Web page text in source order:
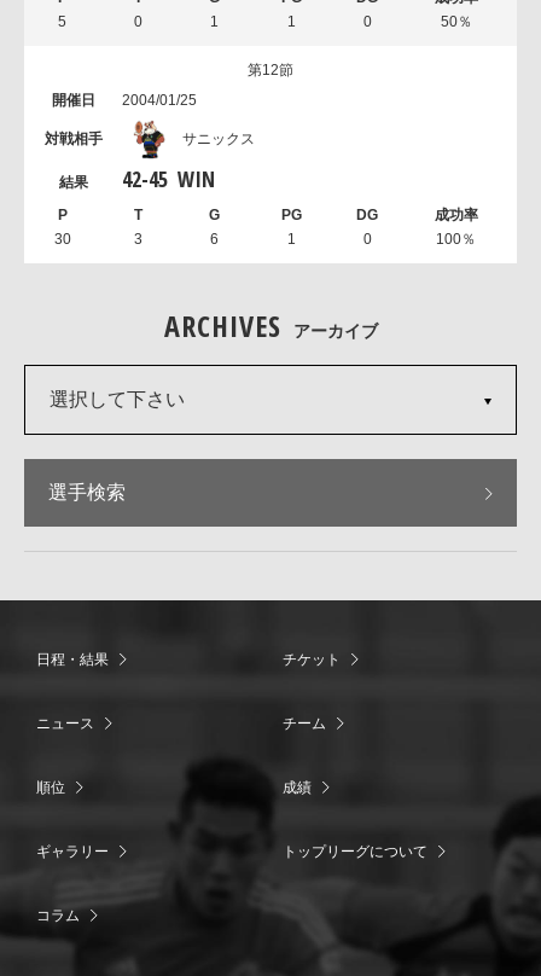
5 0 1 1 0 50％
第12節
2004/01/25
サニックス
42-45 WIN
30 3 6 1 0 100％
ARCHIVES アーカイブ
選択して下さい
選手検索
日程・結果 チケット
ニュース チーム
順位 成績
ギャラリー トップリーグについて
コラム